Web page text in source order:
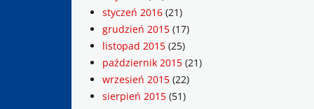
styczeń 2016 (21)
grudzień 2015 (17)
listopad 2015 (25)
październik 2015 (21)
wrzesień 2015 (22)
sierpień 2015 (51)